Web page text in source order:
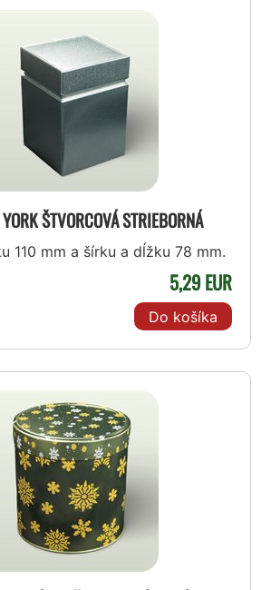
ŠTVORCOVÁ STRIEBORNÁ
110 mm a šírku a dĺžku 78 mm.
5,29 EUR
Do košíka